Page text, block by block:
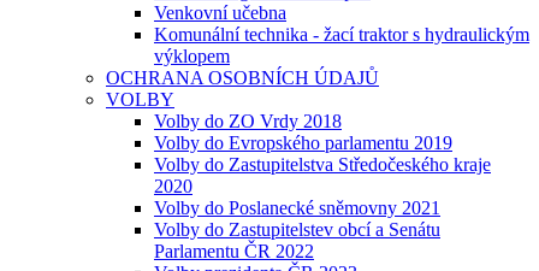
Venkovní učebna
Komunální technika - žací traktor s hydraulickým
výklopem
OCHRANA OSOBNÍCH ÚDAJŮ
VOLBY
Volby do ZO Vrdy 2018
Volby do Evropského parlamentu 2019
Volby do Zastupitelstva Středočeského kraje
2020
Volby do Poslanecké sněmovny 2021
Volby do Zastupitelstev obcí a Senátu
Parlamentu ČR 2022